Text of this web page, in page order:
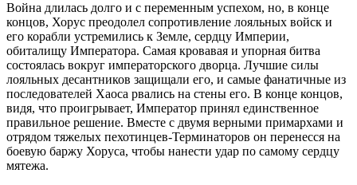
Война длилась долго и с переменным успехом, но, в конце
концов, Хорус преодолел сопротивление лояльных войск и
его корабли устремились к Земле, сердцу Империи,
обиталищу Императора. Самая кровавая и упорная битва
состоялась вокруг императорского дворца. Лучшие силы
лояльных десантников защищали его, и самые фанатичные из
последователей Хаоса рвались на стены его. В конце концов,
видя, что проигрывает, Император принял единственное
правильное решение. Вместе с двумя верными примархами и
отрядом тяжелых пехотинцев-Терминаторов он перенесся на
боевую баржу Хоруса, чтобы нанести удар по самому сердцу
мятежа.